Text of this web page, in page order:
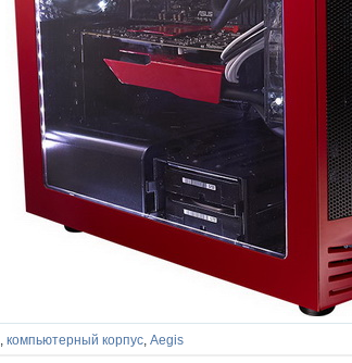
, компьютерный корпус, Aegis